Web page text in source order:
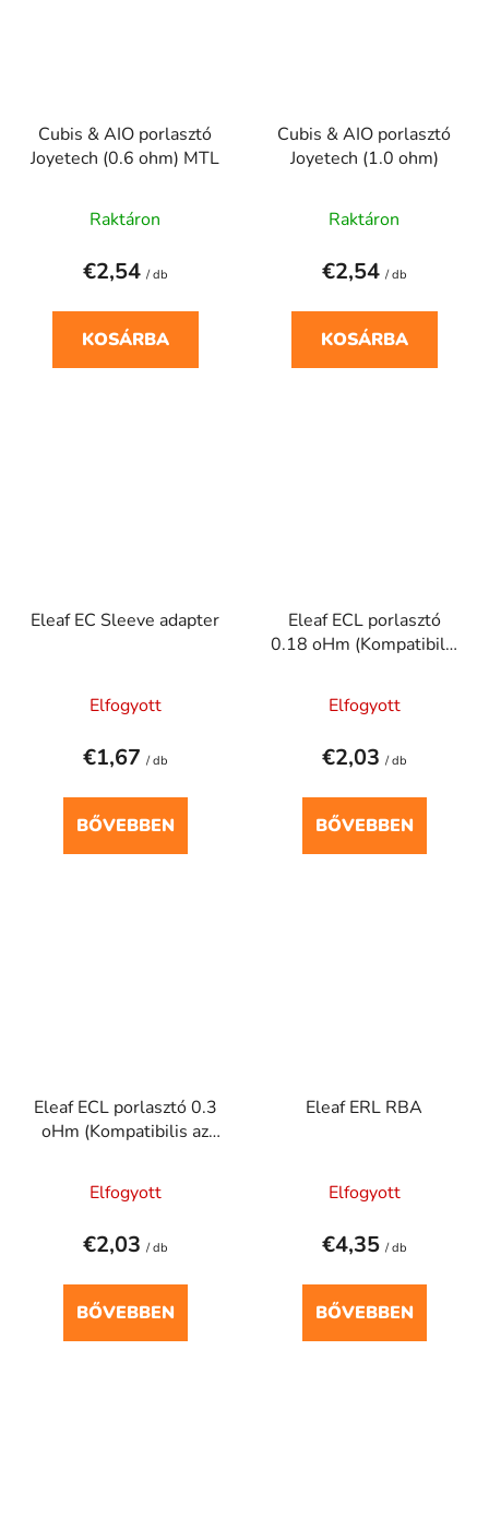
Cubis & AIO porlasztó
Joyetech (0.6 ohm) MTL
Raktáron
€2,54 / db
KOSÁRBA
Cubis & AIO porlasztó
Joyetech (1.0 ohm)
Raktáron
€2,54 / db
KOSÁRBA
Eleaf EC Sleeve adapter
Elfogyott
€1,67 / db
BŐVEBBEN
Eleaf ECL porlasztó
0.18 oHm (Kompatibilis
iJust)
Elfogyott
€2,03 / db
BŐVEBBEN
Eleaf ECL porlasztó 0.3
oHm (Kompatibilis az
Elfogyott
€2,03 / db
BŐVEBBEN
Eleaf ERL RBA
Elfogyott
€4,35 / db
BŐVEBBEN